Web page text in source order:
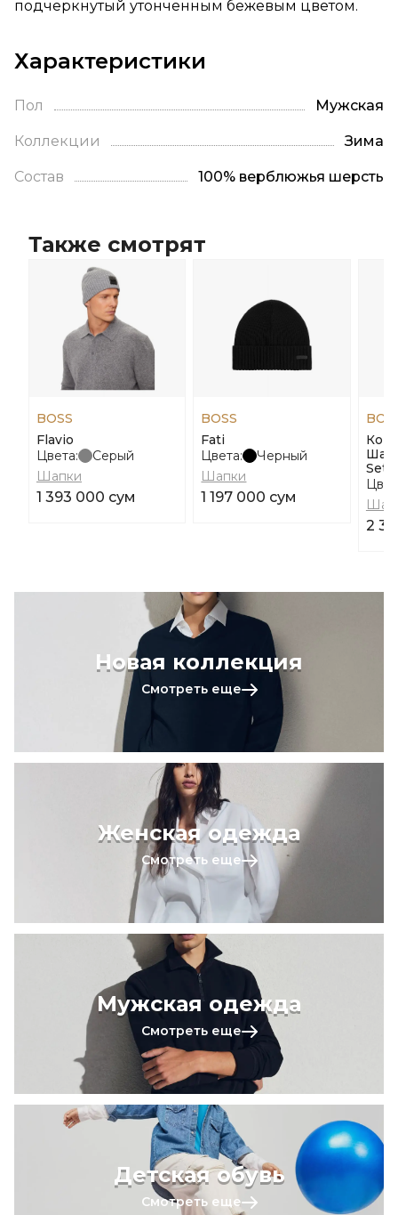
подчеркнутый утонченным бежевым цветом.
Характеристики
Пол Мужская
Коллекции Зима
Состав 100% верблюжья шерсть
Также смотрят
BOSS
Flavio
Цвета:
Серый
Шапки
1 393 000 сум
BOSS
Fati
Цвета:
Черный
Шапки
1 197 000 сум
Set
2
Новая коллекция
Смотреть еще
Женская одежда
Смотреть еще
Мужская одежда
Смотреть еще
Детская обувь
Смотреть еще